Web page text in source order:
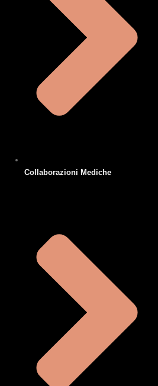
Collaborazioni Mediche